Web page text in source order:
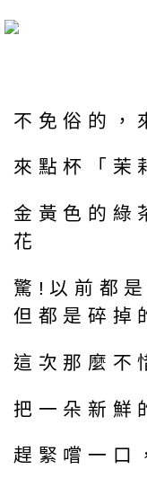
不免俗的，
來點杯「茉
金黃色的綠
花
驚!以前都
但都是碎掉
這次那麼不
把一朵新鮮
趕緊嚐一口